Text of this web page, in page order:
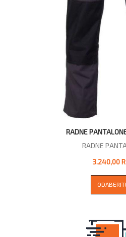
RADNE
RADNE
3.240,00